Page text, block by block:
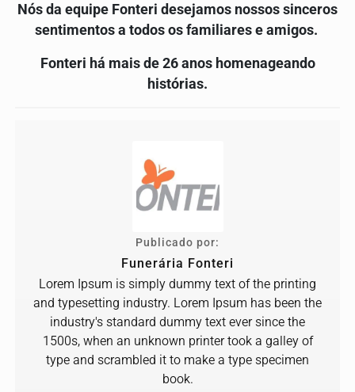
Nós da equipe Fonteri desejamos nossos sinceros
sentimentos a todos os familiares e amigos.
Fonteri há mais de 26 anos homenageando
histórias.
Publicado por:
Funerária Fonteri
Lorem Ipsum is simply dummy text of the printing
and typesetting industry. Lorem Ipsum has been the
industry's standard dummy text ever since the
1500s, when an unknown printer took a galley of
type and scrambled it to make a type specimen
book.